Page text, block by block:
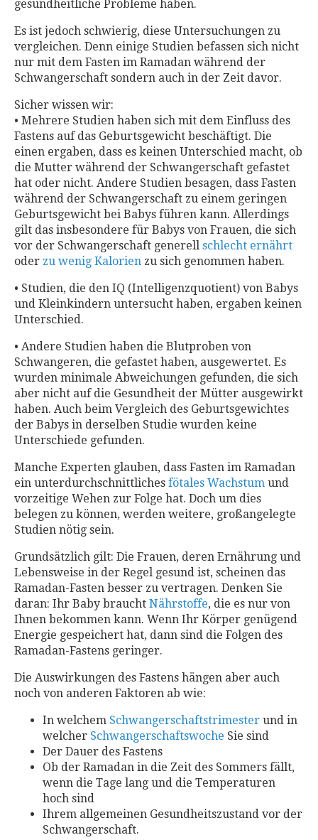
gesundheitliche Probleme haben.
Es ist jedoch schwierig, diese Untersuchungen zu
vergleichen. Denn einige Studien befassen sich nicht
nur mit dem Fasten im Ramadan während der
Schwangerschaft sondern auch in der Zeit davor.
Sicher wissen wir:
• Mehrere Studien haben sich mit dem Einfluss des
Fastens auf das Geburtsgewicht beschäftigt. Die
einen ergaben, dass es keinen Unterschied macht, ob
die Mutter während der Schwangerschaft gefastet
hat oder nicht. Andere Studien besagen, dass Fasten
während der Schwangerschaft zu einem geringen
Geburtsgewicht bei Babys führen kann. Allerdings
gilt das insbesondere für Babys von Frauen, die sich
vor der Schwangerschaft generell schlecht ernährt
oder zu wenig Kalorien zu sich genommen haben.
• Studien, die den IQ (Intelligenzquotient) von Babys
und Kleinkindern untersucht haben, ergaben keinen
Unterschied.
• Andere Studien haben die Blutproben von
Schwangeren, die gefastet haben, ausgewertet. Es
wurden minimale Abweichungen gefunden, die sich
aber nicht auf die Gesundheit der Mütter ausgewirkt
haben. Auch beim Vergleich des Geburtsgewichtes
der Babys in derselben Studie wurden keine
Unterschiede gefunden.
Manche Experten glauben, dass Fasten im Ramadan
ein unterdurchschnittliches fötales Wachstum und
vorzeitige Wehen zur Folge hat. Doch um dies
belegen zu können, werden weitere, großangelegte
Studien nötig sein.
Grundsätzlich gilt: Die Frauen, deren Ernährung und
Lebensweise in der Regel gesund ist, scheinen das
Ramadan-Fasten besser zu vertragen. Denken Sie
daran: Ihr Baby braucht Nährstoffe, die es nur von
Ihnen bekommen kann. Wenn Ihr Körper genügend
Energie gespeichert hat, dann sind die Folgen des
Ramadan-Fastens geringer.
Die Auswirkungen des Fastens hängen aber auch
noch von anderen Faktoren ab wie:
In welchem Schwangerschaftstrimester und in
welcher Schwangerschaftswoche Sie sind
Der Dauer des Fastens
Ob der Ramadan in die Zeit des Sommers fällt,
wenn die Tage lang und die Temperaturen
hoch sind
Ihrem allgemeinen Gesundheitszustand vor der
Schwangerschaft.